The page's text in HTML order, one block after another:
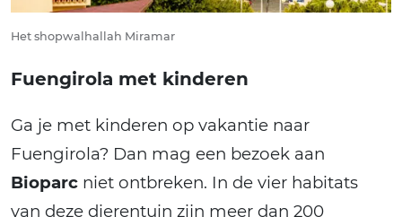
Het shopwalhallah Miramar
Fuengirola met kinderen
Ga je met kinderen op vakantie naar
Fuengirola? Dan mag een bezoek aan
Bioparc niet ontbreken. In de vier habitats
van deze dierentuin zijn meer dan 200